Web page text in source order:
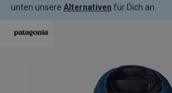
unten unsere Alternativen für Dich an.